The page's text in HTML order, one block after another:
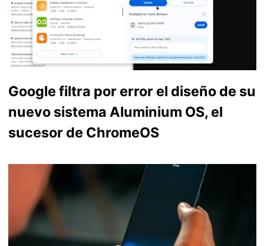
Google filtra por error el diseño de su
nuevo sistema Aluminium OS, el
sucesor de ChromeOS